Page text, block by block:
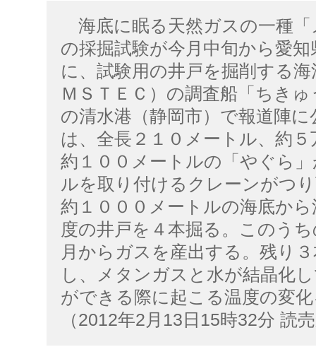
海底に眠る天然ガスの一種
の採掘試験が今月中旬から愛
に、試験用の井戸を掘削する
ＭＳＴＥＣ）の調査船「ちき
の清水港（静岡市）で報道陣
は、全長２１０メートル、約
約１００メートルの「やぐら
ルを取り付けるクレーンがつ
約１０００メートルの海底か
度の井戸を４本掘る。このう
月からガスを産出する。残り
し、メタンガスと水が結晶化
ができる際に起こる温度の変
（2012年2月13日15時32分 読